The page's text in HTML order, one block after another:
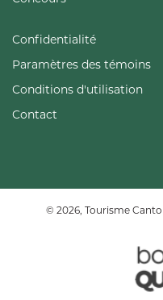
Confidentialité
Paramètres des témoins
Conditions d'utilisation
Contact
© 2026, Tourisme